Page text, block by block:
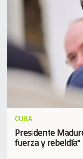
CUBA
Presidente
fuerza y rebeldía"